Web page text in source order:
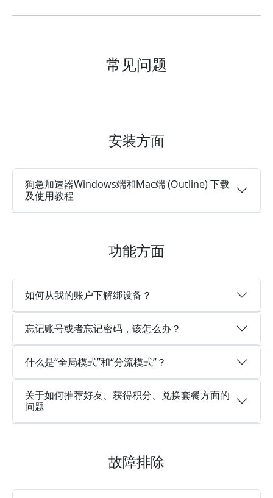
常见问题
安装方面
狗急加速器Windows端和Mac端 (Outline) 下载
及使用教程
功能方面
如何从我的账户下解绑设备？
忘记账号或者忘记密码，该怎么办？
什么是“全局模式”和“分流模式”？
关于如何推荐好友、获得积分、兑换套餐方面的
问题
故障排除